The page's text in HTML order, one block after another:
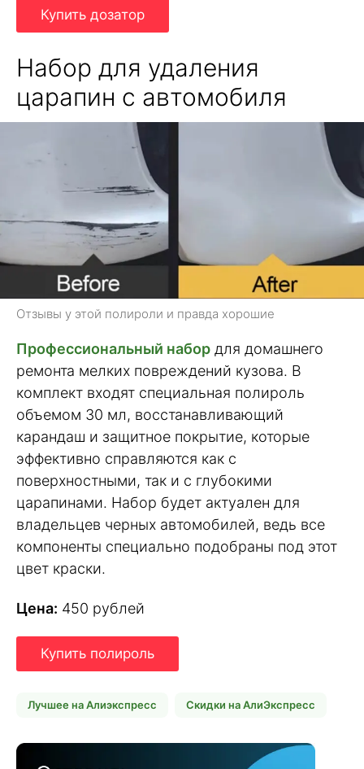
Купить дозатор
Набор для удаления
царапин с автомобиля
Отзывы у этой полироли и правда хорошие
Профессиональный набор для домашнего
ремонта мелких повреждений кузова. В
комплект входят специальная полироль
объемом 30 мл, восстанавливающий
карандаш и защитное покрытие, которые
эффективно справляются как с
поверхностными, так и с глубокими
царапинами. Набор будет актуален для
владельцев черных автомобилей, ведь все
компоненты специально подобраны под этот
цвет краски.
Цена: 450 рублей
Купить полироль
Лучшее на Алиэкспресс Скидки на АлиЭкспресс